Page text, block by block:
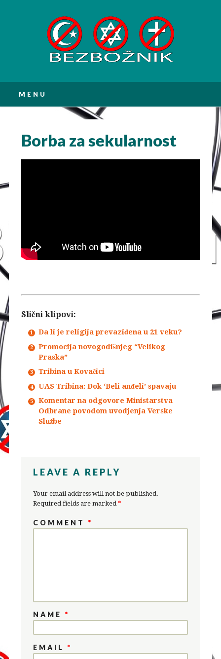
Main menu
MENU
Borba za sekularnost
Slični klipovi:
Da li je religija prevaziđena u 21 veku?
Promocija novogodišnjeg “Velikog
Praska”
Tribina u Kovačici
UAS Tribina: Dok ‘Beli anđeli’ spavaju
Komentar na odgovore Ministarstva
Odbrane povodom uvodjenja Verske
Službe
LEAVE A REPLY
Your email address will not be published.
Required fields are marked*
COMMENT*
NAME*
EMAIL*